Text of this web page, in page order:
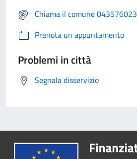
Chiama il comune 043576023
Prenota un appuntamento
Problemi in città
Segnala disservizio